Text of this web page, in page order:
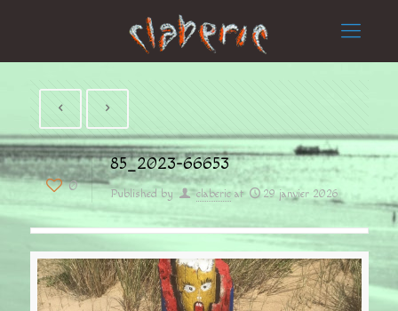
0
85_2023-66653
Published by claberic at 29 janvier 2026